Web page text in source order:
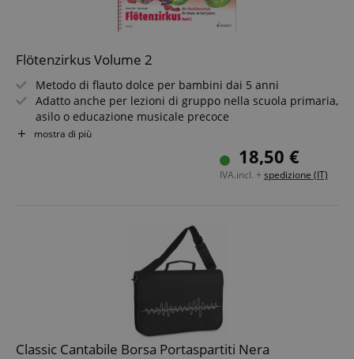
Flötenzirkus Volume 2
Metodo di flauto dolce per bambini dai 5 anni
Adatto anche per lezioni di gruppo nella scuola primaria,
asilo o educazione musicale precoce
Per flauti dolci soprano o contralto
Con tabella delle diteggiature pieghevole
Rilegatura a spirale, formato orizzontale, 80 pagine
mostra di più
18,50 €
IVA.incl. + spedizione (IT)
Classic Cantabile Borsa Portaspartiti Nera